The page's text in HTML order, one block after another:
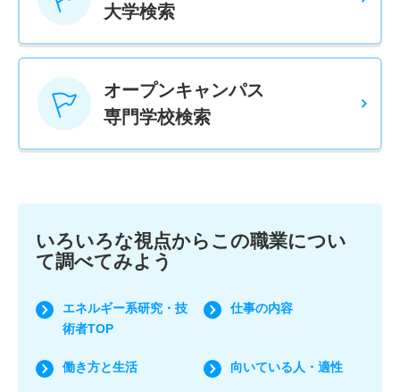
大学検索
オープンキャンパス
専門学校検索
いろいろな視点からこの職業につい
て調べてみよう
エネルギー系研究・技
術者TOP
仕事の内容
働き方と生活 向いている人・適性